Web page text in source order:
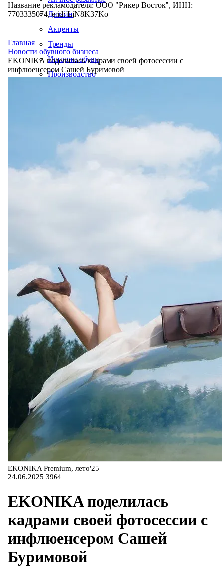
Дизайн
Акценты
Тренды
Истории обуви
Производство
Название рекламодателя: ООО "Рикер Восток", ИНН:
7703335074, erid: LjN8K37Ko
Главная
Новости обувного бизнеса
EKONIKA поделилась кадрами своей фотосессии с
инфлюенсером Сашей Буримовой
EKONIKA Premium, лето'25
24.06.2025 3964
EKONIKA поделилась
кадрами своей фотосессии с
инфлюенсером Сашей
Буримовой